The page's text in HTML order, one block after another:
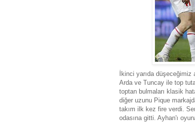
İkinci yarıda
Arda ve Tuncay ile top
toptan bulmaları klasik
diğer uzunu Pique
takım ilk kez fire verdi.
odasına gitti. Ayhan'ı